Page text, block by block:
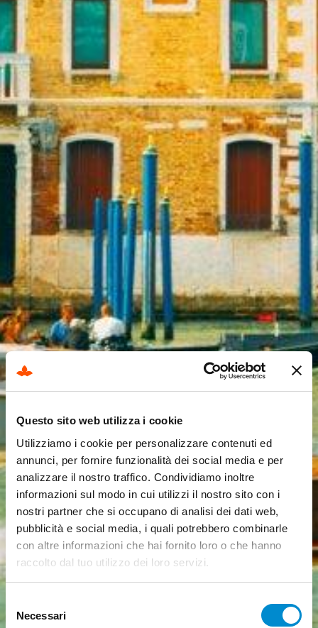
Questo sito web utilizza i cookie
Utilizziamo i cookie per personalizzare contenuti ed
annunci, per fornire funzionalità dei social media e per
analizzare il nostro traffico. Condividiamo inoltre
informazioni sul modo in cui utilizzi il nostro sito con i
nostri partner che si occupano di analisi dei dati web,
pubblicità e social media, i quali potrebbero combinarle
con altre informazioni che hai fornito loro o che hanno
raccolto dal tuo utilizzo dei loro servizi.
delNecessari
ERLEBNISSE
Venedig und die
Inseln in der
Lagune